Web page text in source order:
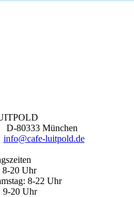
D-80333 München
info@cafe-luitpold.de
8-20 Uhr
8-22 Uhr
9-20 Uhr